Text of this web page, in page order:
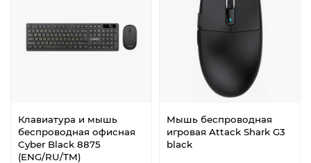
Клавиатура и мышь
беспроводная офисная
Cyber Black 8875
(ENG/RU/TM)
Мышь беспроводная
игровая Attack Shark G3
black